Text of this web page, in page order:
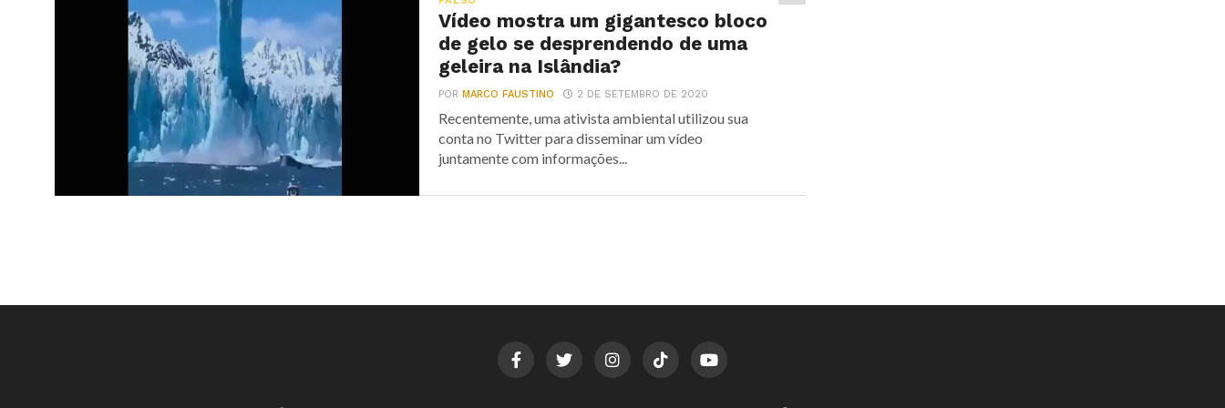
Vídeo mostra um gigantesco bloco
de gelo se desprendendo de uma
geleira na Islândia?
PORMARCO FAUSTINO 2 DE SETEMBRO DE 2020
Recentemente, uma ativista ambiental utilizou sua
conta no Twitter para disseminar um vídeo
juntamente com informações...